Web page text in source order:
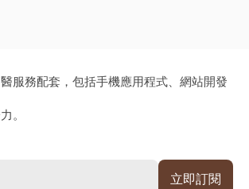
服務配套，包括手機應用程式、網站開發
。